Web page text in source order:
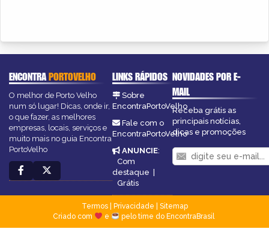
ENCONTRAPORTOVELHO
O melhor de Porto Velho
num só lugar! Dicas, onde ir,
o que fazer, as melhores
empresas, locais, serviços e
muito mais no guia Encontra
PortoVelho
LINKS RÁPIDOS
Sobre
EncontraPortoVelho
Fale com o
EncontraPortoVelho
ANUNCIE:
Com
destaque |
Grátis
NOVIDADES POR E-
MAIL
Receba grátis as
principais notícias,
dicas e promoções
Termos| Privacidade
Sitemap
Criado com
e pelo time do EncontraBrasil